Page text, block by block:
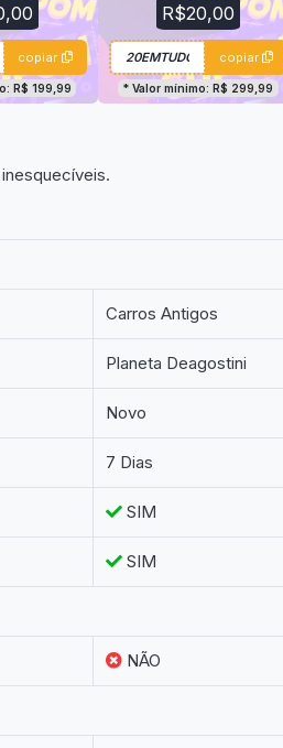
copiar
R$ 199,99
R$20,00
copiar
* Valor mínimo: R$ 299,99
Carros Antigos
Planeta Deagostini
Novo
7 Dias
SIM
SIM
NÃO